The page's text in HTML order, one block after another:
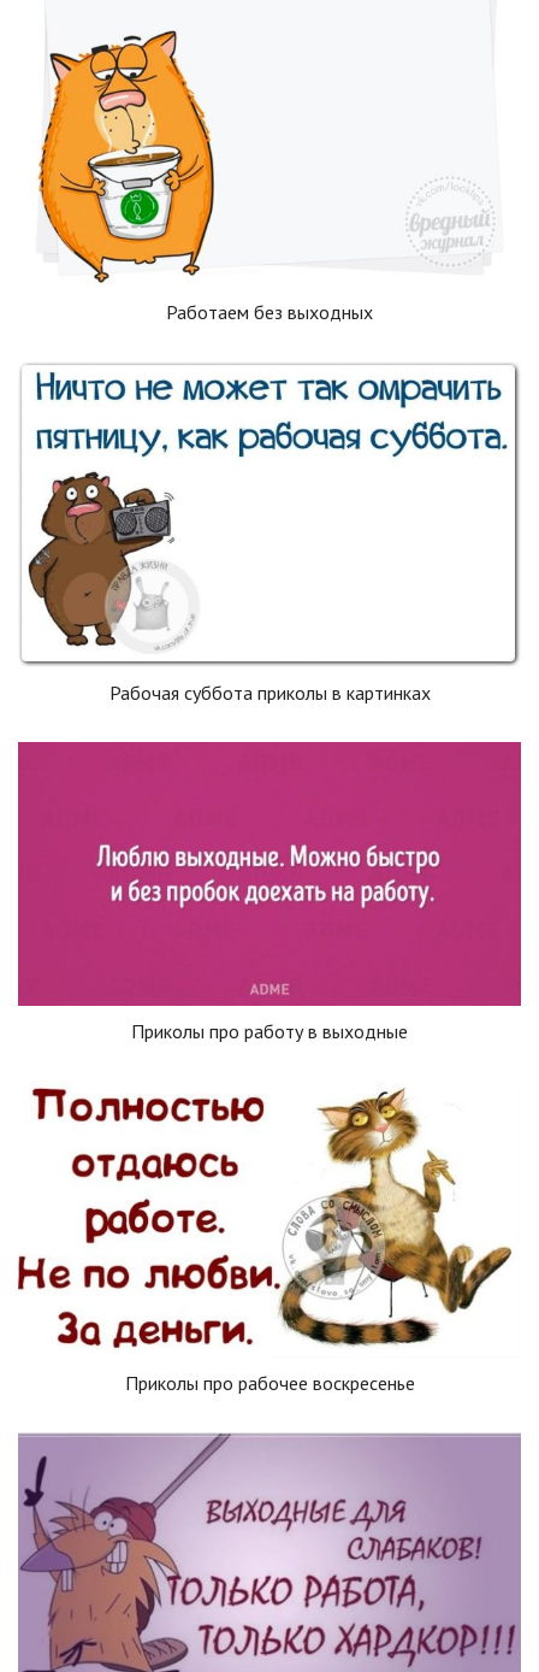
Работаем без выходных
Рабочая суббота приколы в картинках
Приколы про работу в выходные
Приколы про рабочее воскресенье